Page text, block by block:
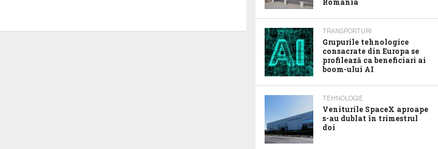
TRANSPORTURI
Grupurile tehnologice
consacrate din Europa se
profilează ca beneficiari ai
boom-ului AI
TEHNOLOGIE
Veniturile SpaceX aproape
s-au dublat în trimestrul
doi